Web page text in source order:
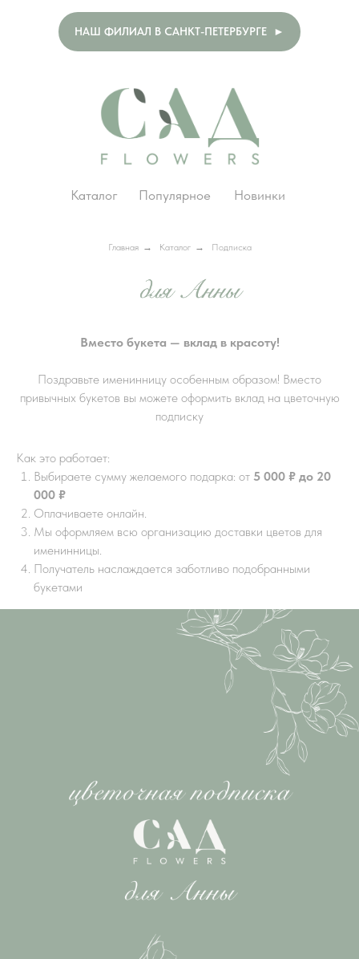
НАШ ФИЛИАЛ В САНКТ-ПЕТЕРБУРГЕ ►
Каталог Популярное Новинки
Главная → Каталог → Подписка
Вместо букета — вклад в красоту!
Поздравьте именинницу особенным образом! Вместо
привычных букетов вы можете оформить вклад на цветочную
подписку
Как это работает:
Выбираете сумму желаемого подарка: от 5 000 ₽ до 20
000 ₽
Оплачиваете онлайн.
Мы оформляем всю организацию доставки цветов для
именинницы.
Получатель наслаждается заботливо подобранными
букетами
ОФОРМИТЬ